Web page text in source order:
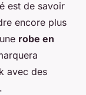
est de savoir
encore plus
robe en
avec des